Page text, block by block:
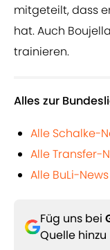
mitgeteilt, dass
hat. Auch
trainieren.
Alles zur
Alle Schalke-
Alle Transfer-
Alle BuLi-News
Füg uns bei
Quelle hinzu